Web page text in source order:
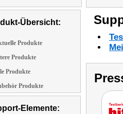
Übersicht:
Produkte
Produkte
Produkte
Produkte
Elemente: